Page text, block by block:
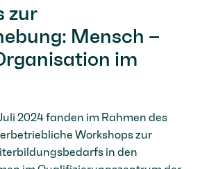
zur
Mensch –
im
2024 fanden im Rahmen des
Workshops zur
in den